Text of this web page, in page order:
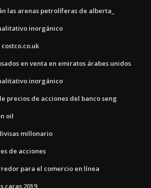
las arenas petrolíferas de alberta_
inorgánico
​​en venta en emiratos árabes unidos
inorgánico
precios de acciones del banco seng
oil
millonario
de acciones
para el comercio en línea
caras 2019